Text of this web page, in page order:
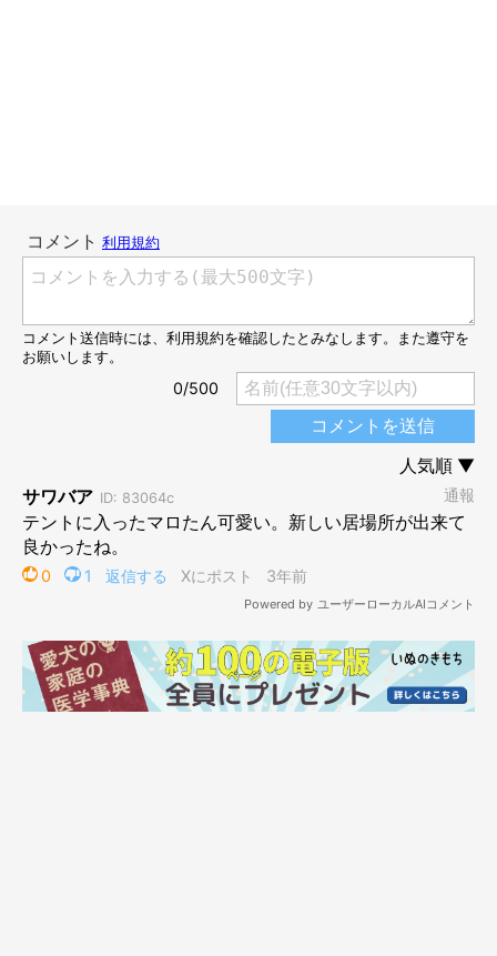
すっかり中で落ち着いています。ちょっとお鼻が出ちゃうけれ
ど、チラリとこちらを見ているのも可愛いものです。